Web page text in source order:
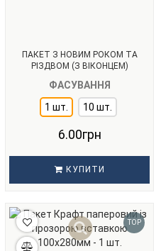
ПАКЕТ З НОВИМ РОКОМ ТА
РІЗДВОМ (З ВІКОНЦЕМ)
ФАСУВАННЯ
1 шт.
10 шт.
6.00грн
КУПИТИ
TOP